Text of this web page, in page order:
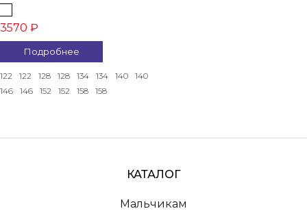
3570 ₽
Подробнее
122 122 128 128 134 134 140
140
146
146 152 152 158 158
КАТАЛОГ
Мальчикам